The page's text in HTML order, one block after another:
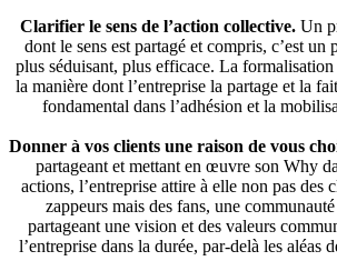
Clarifier le sens de l’action collective. Un
dont le sens est partagé et compris, c’est un
plus séduisant, plus efficace. La formalisation
la manière dont l’entreprise la partage et la
fondamental dans l’adhésion et la
Donner à vos clients une raison de vous
partageant et mettant en œuvre son Why
actions, l’entreprise attire à elle non pas des
zappeurs mais des fans, une
partageant une vision et des valeurs
l’entreprise dans la durée, par-delà les aléas